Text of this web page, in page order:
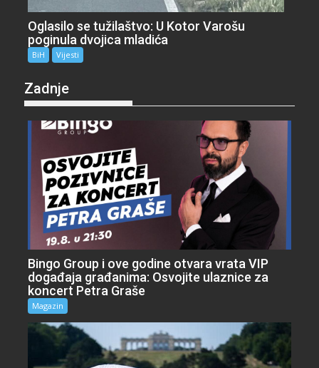
Oglasilo se tužilaštvo: U Kotor Varošu
poginula dvojica mladića
BiH Vijesti
Zadnje
Bingo Group i ove godine otvara vrata VIP
događaja građanima: Osvojite ulaznice za
koncert Petra Graše
Magazin